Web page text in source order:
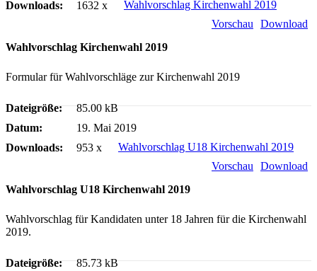
Downloads:
1632 x
Wahlvorschlag Kirchenwahl 2019
Download
Vorschau
Wahlvorschlag Kirchenwahl 2019
Formular für Wahlvorschläge zur Kirchenwahl 2019
Dateigröße:
85.00 kB
Datum:
19. Mai 2019
Downloads:
953 x
Wahlvorschlag U18 Kirchenwahl 2019
Download
Vorschau
Wahlvorschlag U18 Kirchenwahl 2019
Wahlvorschlag für Kandidaten unter 18 Jahren für die Kirchenwahl
2019.
Dateigröße:
85.73 kB